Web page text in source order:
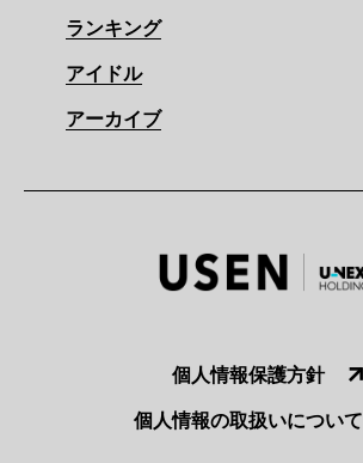
ランキング
アイドル
アーカイブ
個人情報保護方針
個人情報の取扱いについて